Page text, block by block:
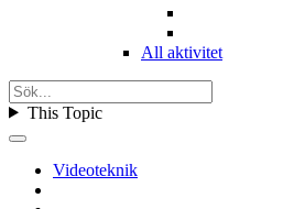
All aktivitet
This Topic
Videoteknik